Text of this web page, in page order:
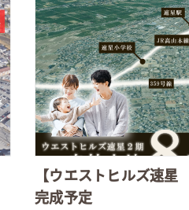
【ウエストヒルズ速
完成予定